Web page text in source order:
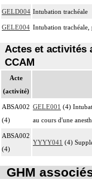
GELD004 Intubation trachéale
GELE004 Intubation
Actes et activités
CCAM
Acte
(activité)
ABSA002
(4)
GELE001 (4)
au cours d'une
ABSA002
(4)
YYYY041 (4)
GHM